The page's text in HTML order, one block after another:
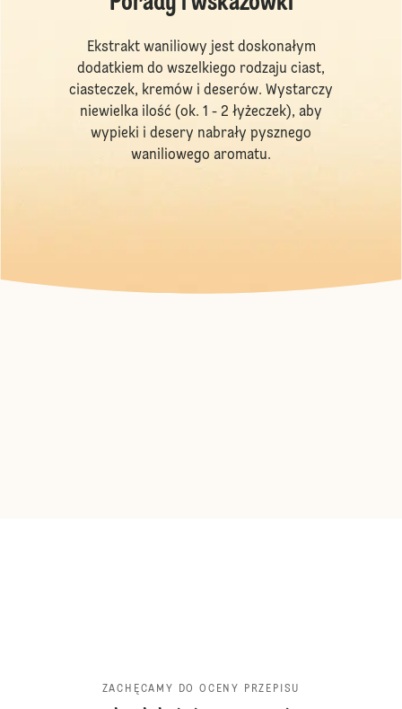
Ekstrakt waniliowy jest doskonałym
dodatkiem do wszelkiego rodzaju ciast,
ciasteczek, kremów i deserów. Wystarczy
niewielka ilość (ok. 1 - 2 łyżeczek), aby
wypieki i desery nabrały pysznego
waniliowego aromatu.
ZACHĘCAMY DO OCENY PRZEPISU